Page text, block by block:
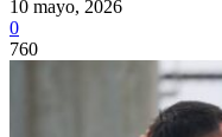
10 mayo, 2026
0
760